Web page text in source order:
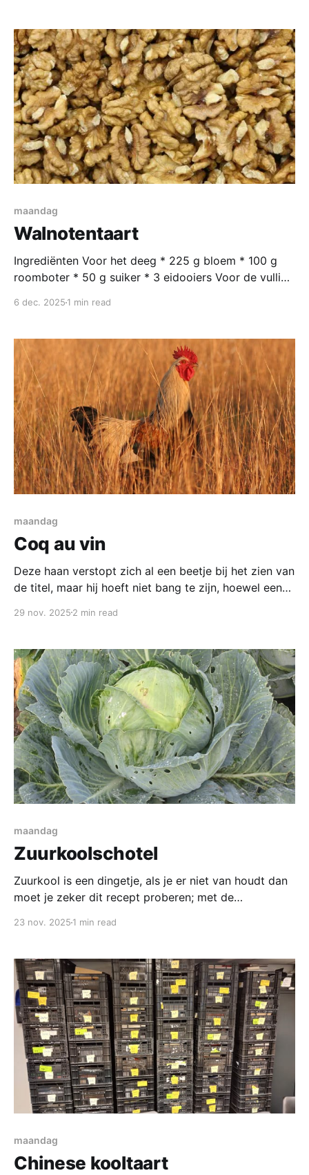
ingesteld, deze cake is te maken met spullen uit de
voorrraadkast en je
maandag
Walnotentaart
Ingrediënten Voor het deeg * 225 g bloem * 100 g
roomboter * 50 g suiker * 3 eidooiers Voor de vulling
Bereiding Maal de walnoten tot kruim met
6 dec. 2025 1 min read
maandag
Coq au vin
Deze haan verstopt zich al een beetje bij het zien van
de titel, maar hij hoeft niet bang te zijn, hoewel een
want anders zou het Poule au Vin heten zijn haantjes
29 nov. 2025 2 min read
maandag
Zuurkoolschotel
Zuurkool is een dingetje, als je er niet van houdt dan
moet je zeker dit recept proberen; met de
eieren * 100 gram crème fraîche * 40 ml melk *
1eetlepel peterselie (fijn
23 nov. 2025 1 min read
maandag
Chinese kooltaart